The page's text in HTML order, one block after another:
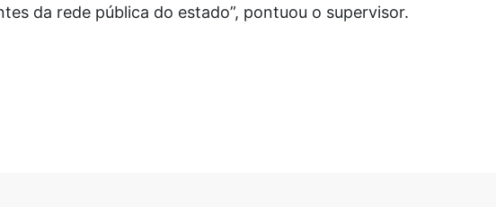
da rede pública do estado”, pontuou o supervisor.